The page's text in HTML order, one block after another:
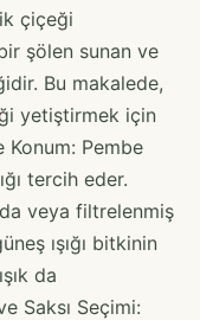
çiçeği
şölen sunan ve
Bu makalede,
yetiştirmek için
Konum: Pembe
tercih eder.
veya filtrelenmiş
ışığı bitkinin
da
Saksı Seçimi: